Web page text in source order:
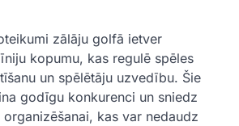
zālāju golfā ietver
kopumu, kas regulē spēles
un spēlētāju uzvedību. Šie
godīgu konkurenci un sniedz
kas var nedaudz